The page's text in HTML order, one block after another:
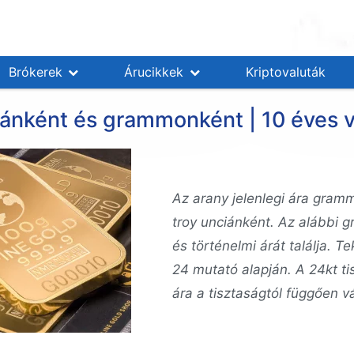
Brókerek Árucikkek Kriptovaluták
és grammonként | 10 éves
Az arany jelenlegi ára
troy unciánként. Az alábbi
és történelmi árát találja.
24 mutató alapján. A 24kt
ára a tisztaságtól függően